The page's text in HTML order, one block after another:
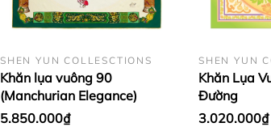
SHEN YUN COLLESCTIONS
Khăn lụa vuông 90
(Manchurian Elegance)
5.850.000₫
SHEN YUN
Khăn Lụa
Đường
3.020.000₫